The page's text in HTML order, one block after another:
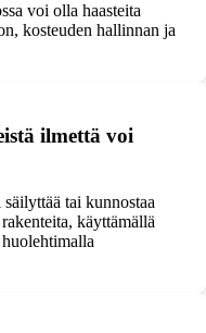
voi olla haasteita
kosteuden hallinnan ja
ilmettä voi
tai kunnostaa
käyttämällä